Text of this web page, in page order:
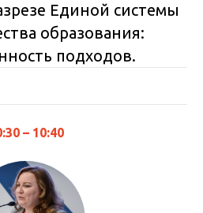
Единой системы
образования:
подходов.
– 10:40